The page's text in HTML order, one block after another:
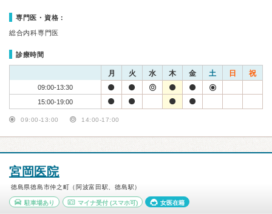
専門医・資格：
総合内科専門医
診療時間
月 火 水 木 金 土 日 祝
09:00-13:30
15:00-19:00
09:00-13:00 14:00-17:00
宮岡医院
徳島県徳島市仲之町（阿波富田駅、徳島駅）
駐車場あり マイナ受付(スマホ可) 女医在籍